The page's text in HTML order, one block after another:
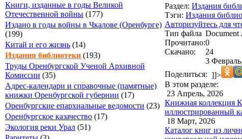
Книги, изданные в годы Великой
Отечественной войны (177)
Издано в годы войны в Чкалове (Оренбурге)
(199)
Китай и его жизнь (14)
Издания библиотеки (193)
Труды Оренбургской Ученой Архивной
Комиссии (35)
Адрес-календари и справочные (памятные)
книжки Оренбургской губернии (17)
Оренбургские епархиальные ведомости (23)
Оренбургское казачество (17)
Экология реки Урал (51)
Раздел: Издания
Тэги: Издания
Авторизуйтесь для
Тип файла Document
Прочитано:0
Скачано:
24
3
Поделиться: ]]>
В этом разделе:
23 Апрель, 2026
Книжная коллекция
иллюстрированный
18 Март, 2026
Каталог книг из